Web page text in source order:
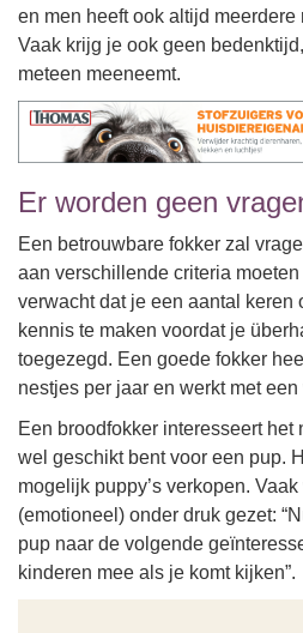
en men heeft ook altijd
Vaak krijg je ook geen
meteen meeneemt.
Er worden geen
Een betrouwbare fokker zal
aan verschillende criteria
verwacht dat je een aantal keren
kennis te maken voordat je
toegezegd. Een goede fokker
nestjes per jaar en werkt met
Een broodfokker interesseert
wel geschikt bent voor een pup.
mogelijk puppy’s verkopen.
(emotioneel) onder druk gezet:
pup naar de volgende
kinderen mee als je komt kijken”.